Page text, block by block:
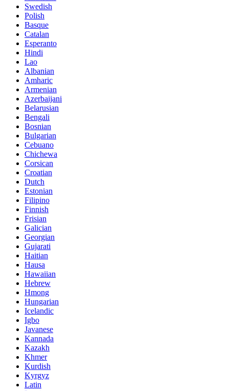
Swedish
Polish
Basque
Catalan
Esperanto
Hindi
Lao
Albanian
Amharic
Armenian
Azerbaijani
Belarusian
Bengali
Bosnian
Bulgarian
Cebuano
Chichewa
Corsican
Croatian
Dutch
Estonian
Filipino
Finnish
Frisian
Galician
Georgian
Gujarati
Haitian
Hausa
Hawaiian
Hebrew
Hmong
Hungarian
Icelandic
Igbo
Javanese
Kannada
Kazakh
Khmer
Kurdish
Kyrgyz
Latin